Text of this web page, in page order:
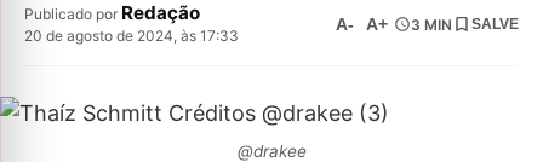
Publicado por Redação
20 de agosto de 2024, às 17:33
A- A+ 3 MIN SALVE
@drakee